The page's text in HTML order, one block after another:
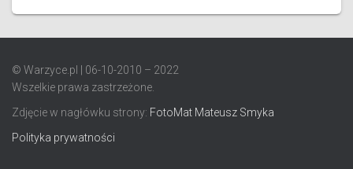
© Warzyce.pl | 06-10-2010 – 2022
Wszelkie prawa zastrzeżone.
Zdjęcie w nagłówku strony: FotoMat Mateusz Smyka
Polityka prywatności